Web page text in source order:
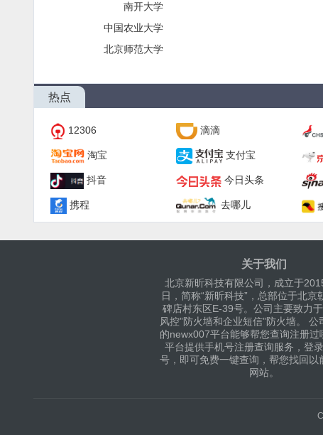
南开大学
中国农业大学
北京师范大学
热点
12306 滴滴
淘宝 支付宝
抖音 今日头条
携程 去哪儿
关于我们
北京新昕科技有限公司，成立于
日，简称“新昕科技”，总部位于北京
碑店村东区E-39号。公司主要致力
风控”防火墙和企业短信”防火墙。 公
的newx007平台能够帮您查询注册过
平台提供手机号注册查询服务，登
号，即可免费一键查询，帮您找回以
网站。